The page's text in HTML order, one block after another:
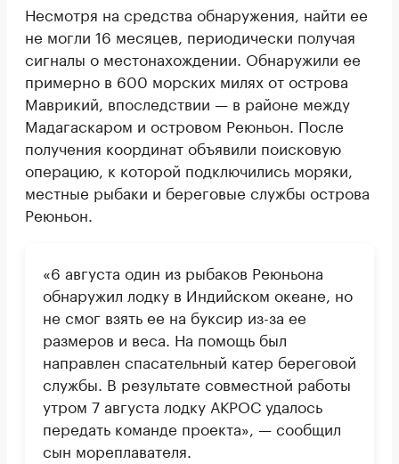
Несмотря на средства обнаружения, найти ее
не могли 16 месяцев, периодически получая
сигналы о местонахождении. Обнаружили ее
примерно в 600 морских милях от острова
Маврикий, впоследствии — в районе между
Мадагаскаром и островом Реюньон. После
получения координат объявили поисковую
операцию, к которой подключились моряки,
местные рыбаки и береговые службы острова
Реюньон.
«6 августа один из рыбаков Реюньона
обнаружил лодку в Индийском океане, но
не смог взять ее на буксир из-за ее
размеров и веса. На помощь был
направлен спасательный катер береговой
службы. В результате совместной работы
утром 7 августа лодку АКРОС удалось
передать команде проекта», — сообщил
сын мореплавателя.